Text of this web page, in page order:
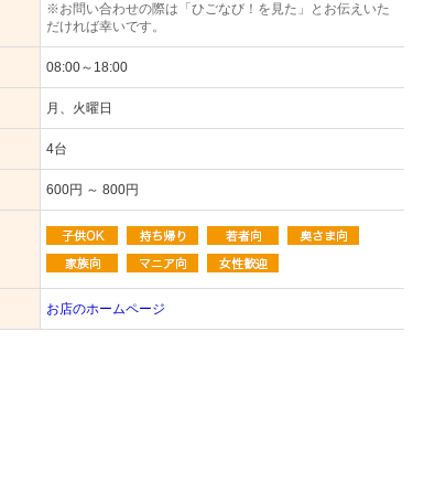
※お問い合わせの際は「ひごなび！を見た」とお伝えいた
だければ幸いです。
08:00～18:00
月、火曜日
4台
600円 ～ 800円
お店のホームページ